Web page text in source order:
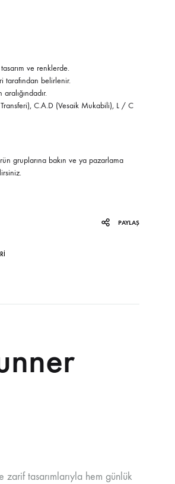
ve renklerde.
tarafından belirlenir.
C.A.D (Vesaik Mukabili), L / C
gruplarına bakın ve ya pazarlama
PAYLAŞ
tasarımlarıyla hem günlük